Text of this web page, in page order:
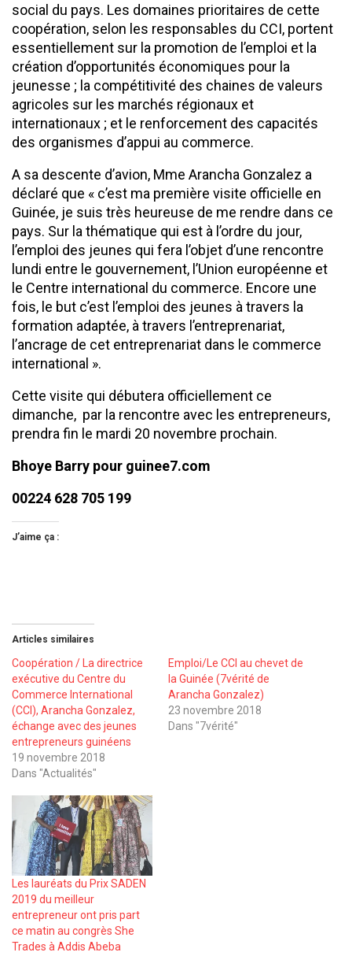
social du pays. Les domaines prioritaires de cette
coopération, selon les responsables du CCI, portent
essentiellement sur la promotion de l’emploi et la
création d’opportunités économiques pour la
jeunesse ; la compétitivité des chaines de valeurs
agricoles sur les marchés régionaux et
internationaux ; et le renforcement des capacités
des organismes d’appui au commerce.
A sa descente d’avion, Mme Arancha Gonzalez a
déclaré que « c’est ma première visite officielle en
Guinée, je suis très heureuse de me rendre dans ce
pays. Sur la thématique qui est à l’ordre du jour,
l’emploi des jeunes qui fera l’objet d’une rencontre
lundi entre le gouvernement, l’Union européenne et
le Centre international du commerce. Encore une
fois, le but c’est l’emploi des jeunes à travers la
formation adaptée, à travers l’entreprenariat,
l’ancrage de cet entreprenariat dans le commerce
international ».
Cette visite qui débutera officiellement ce
dimanche, par la rencontre avec les entrepreneurs,
prendra fin le mardi 20 novembre prochain.
Bhoye Barry pour guinee7.com
00224 628 705 199
J’aime ça :
Articles similaires
Coopération / La directrice
exécutive du Centre du
Commerce International
(CCI), Arancha Gonzalez,
échange avec des jeunes
entrepreneurs guinéens
19 novembre 2018
Dans "Actualités"
Emploi/Le CCI au chevet de
la Guinée (7vérité de
Arancha Gonzalez)
23 novembre 2018
Dans "7vérité"
Les lauréats du Prix SADEN
2019 du meilleur
entrepreneur ont pris part
ce matin au congrès She
Trades à Addis Abeba